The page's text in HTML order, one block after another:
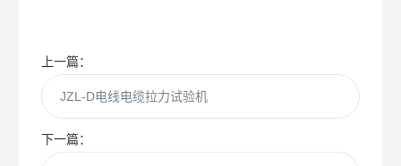
上一篇：
JZL-D电线电缆拉力试验机
下一篇：